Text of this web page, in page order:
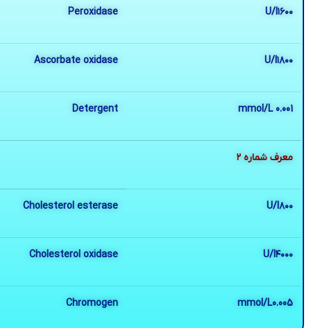
U/I١٦٠٠ Peroxidase
U/I١٨٠٠ Ascorbate oxidase
mmol/L 0.001
Detergent
معرف شماره ٢
U/I٨٠٠ Cholesterol esterase
U/I٤٠٠٠ Cholesterol oxidase
mmol/L0.005
Chromogen